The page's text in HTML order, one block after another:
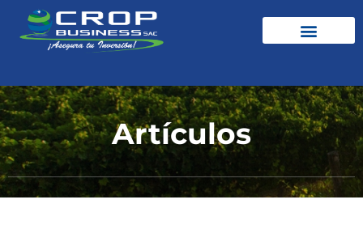
Artículos